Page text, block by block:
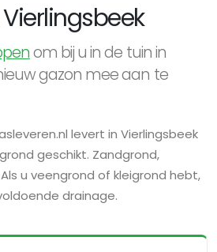
Vierlingsbeek
om bij u in de tuin in
gazon mee aan te
levert in Vierlingsbeek
geschikt. Zandgrond,
u veengrond of kleigrond hebt,
drainage.